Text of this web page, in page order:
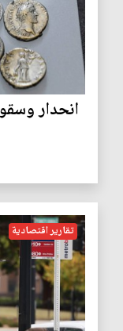
انحدار
تقارير اقتصادية